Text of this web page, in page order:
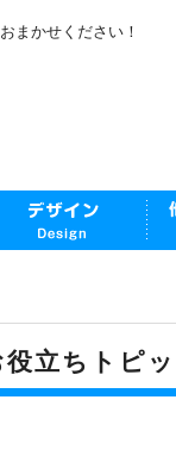
まかせください！
立ちトピ